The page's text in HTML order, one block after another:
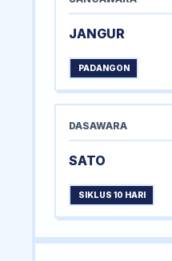
JANGUR
PADANGON
DASAWARA
SATO
SIKLUS 10 HARI